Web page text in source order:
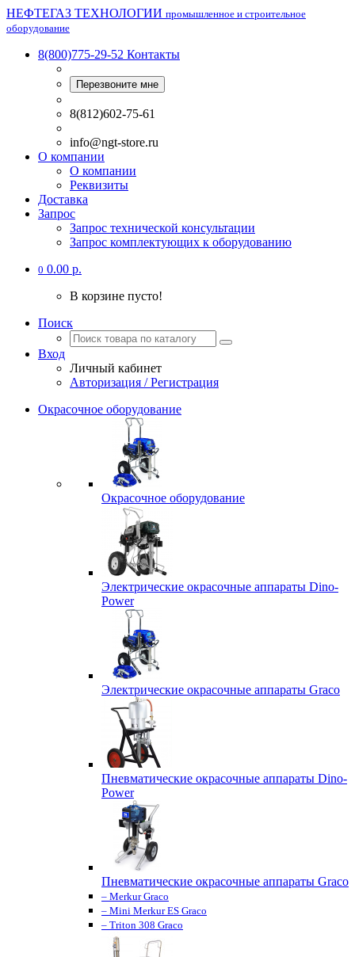
НЕФТЕГАЗ ТЕХНОЛОГИИ промышленное и строительное
оборудование
8(800)775-29-52 Контакты
Перезвоните мне
8(812)602-75-61
info@ngt-store.ru
О компании
О компании
Реквизиты
Доставка
Запрос
Запрос технической консультации
Запрос комплектующих к оборудованию
0 0.00 р.
В корзине пусто!
Поиск
Вход
Личный кабинет
Авторизация / Регистрация
Окрасочное оборудование
Окрасочное оборудование
Электрические окрасочные аппараты Dino-
Power
Электрические окрасочные аппараты Graco
Пневматические окрасочные аппараты Dino-
Power
Пневматические окрасочные аппараты Graco
– Merkur Graco
– Mini Merkur ES Graco
– Triton 308 Graco